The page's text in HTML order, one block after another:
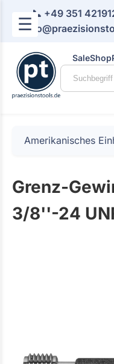
☰
📞 +49 351
📧
SaleShop
Amerikanisches
Grenz-
3/8''-24